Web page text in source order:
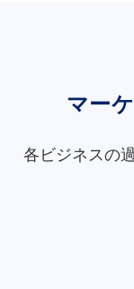
マー
各ビジネスの